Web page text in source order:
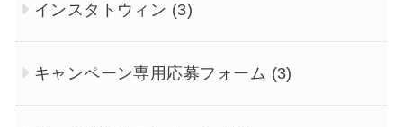
インスタトウィン (3)
キャンペーン専用応募フォーム (3)